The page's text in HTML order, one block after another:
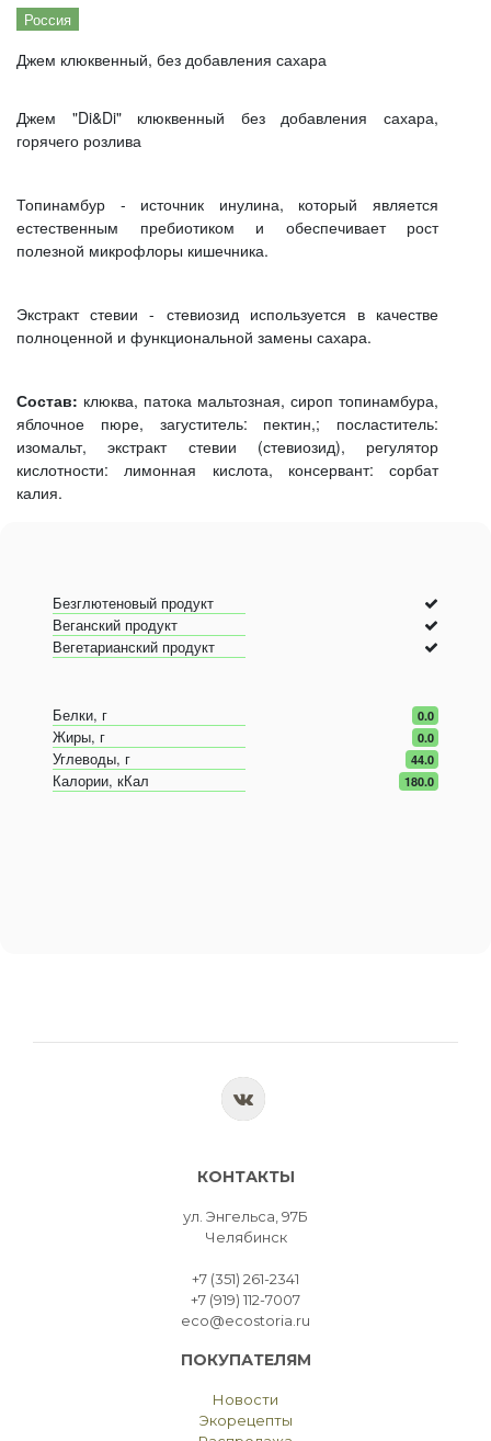
Россия
Джем клюквенный, без добавления сахара
Джем "Di&Di" клюквенный без добавления сахара,
горячего розлива
Топинамбур - источник инулина, который является
естественным пребиотиком и обеспечивает рост
полезной микрофлоры кишечника.
Экстракт стевии - стевиозид используется в качестве
полноценной и функциональной замены сахара.
Состав: клюква, патока мальтозная, сироп топинамбура,
яблочное пюре, загуститель: пектин,; посластитель:
изомальт, экстракт стевии (стевиозид), регулятор
кислотности: лимонная кислота, консервант: сорбат
калия.
Безглютеновый продукт
Веганский продукт
Вегетарианский продукт
Белки, г 0.0
Жиры, г 0.0
Углеводы, г 44.0
Калории, кКал 180.0
КОНТАКТЫ
ул. Энгельса, 97Б
Челябинск
+7 (351) 261-2341
+7 (919) 112-7007
eco@ecostoria.ru
ПОКУПАТЕЛЯМ
Новости
Экорецепты